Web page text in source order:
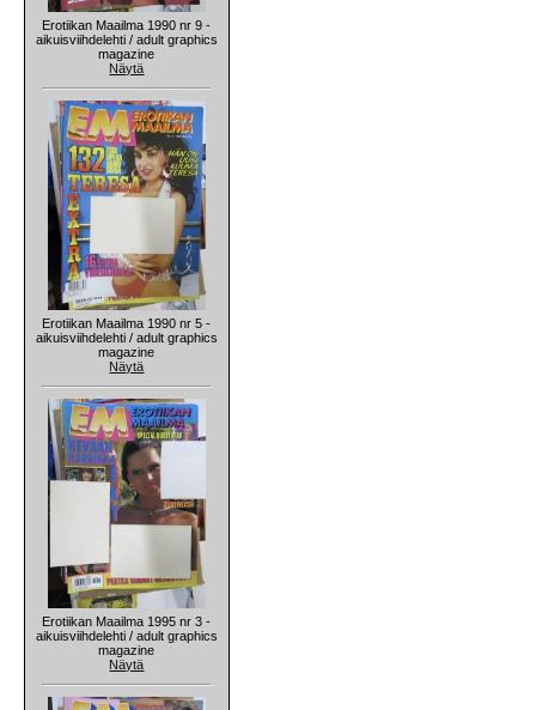
Erotiikan Maailma 1990 nr 9 -
aikuisviihdelehti / adult graphics
magazine
Näytä
Erotiikan Maailma 1990 nr 5 -
aikuisviihdelehti / adult graphics
magazine
Näytä
Erotiikan Maailma 1995 nr 3 -
aikuisviihdelehti / adult graphics
magazine
Näytä